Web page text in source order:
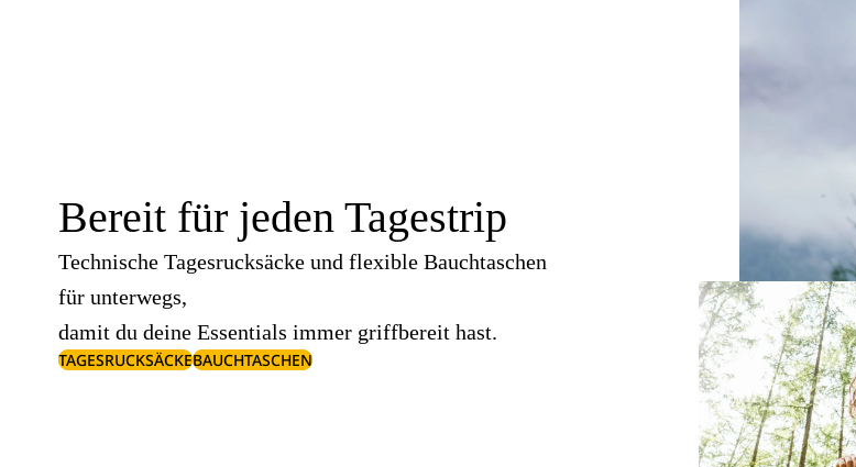
Bereit für jeden Tagestrip
Technische Tagesrucksäcke und flexible Bauchtaschen
für unterwegs,
damit du deine Essentials immer griffbereit hast.
TAGESRUCKSÄCKEBAUCHTASCHEN